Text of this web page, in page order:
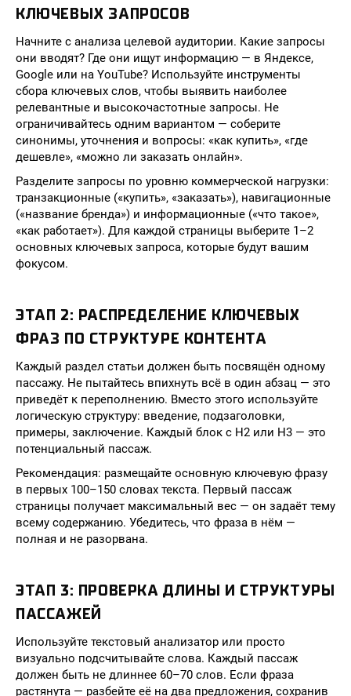
КЛЮЧЕВЫХ ЗАПРОСОВ
Начните с анализа целевой аудитории. Какие запросы
они вводят? Где они ищут информацию — в Яндексе,
Google или на YouTube? Используйте инструменты
сбора ключевых слов, чтобы выявить наиболее
релевантные и высокочастотные запросы. Не
ограничивайтесь одним вариантом — соберите
синонимы, уточнения и вопросы: «как купить», «где
дешевле», «можно ли заказать онлайн».
Разделите запросы по уровню коммерческой нагрузки:
транзакционные («купить», «заказать»), навигационные
(«название бренда») и информационные («что такое»,
«как работает»). Для каждой страницы выберите 1–2
основных ключевых запроса, которые будут вашим
фокусом.
ЭТАП 2: РАСПРЕДЕЛЕНИЕ КЛЮЧЕВЫХ
ФРАЗ ПО СТРУКТУРЕ КОНТЕНТА
Каждый раздел статьи должен быть посвящён одному
пассажу. Не пытайтесь впихнуть всё в один абзац — это
приведёт к переполнению. Вместо этого используйте
логическую структуру: введение, подзаголовки,
примеры, заключение. Каждый блок с H2 или H3 — это
потенциальный пассаж.
Рекомендация: размещайте основную ключевую фразу
в первых 100–150 словах текста. Первый пассаж
страницы получает максимальный вес — он задаёт тему
всему содержанию. Убедитесь, что фраза в нём —
полная и не разорвана.
ЭТАП 3: ПРОВЕРКА ДЛИНЫ И СТРУКТУРЫ
ПАССАЖЕЙ
Используйте текстовый анализатор или просто
визуально подсчитывайте слова. Каждый пассаж
должен быть не длиннее 60–70 слов. Если фраза
растянута — разбейте её на два предложения, сохранив